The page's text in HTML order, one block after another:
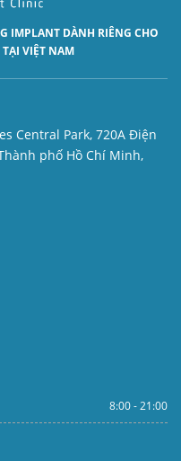
IMPLANT DÀNH RIÊNG CHO
VIỆT NAM
Central Park, 720A Điện
phố Hồ Chí Minh,
8:00 - 21:00